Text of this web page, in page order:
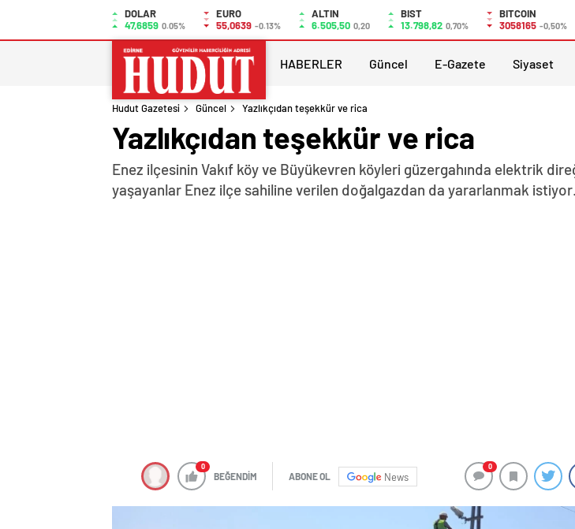
DOLAR
47,6859 0.05%
EURO
55,0639 -0.13%
ALTIN
6.505,50 0,20
BIST
13.798,82 0,70%
BITCOIN
3058165 -0,50%
HABERLER Güncel E-Gazete Siyaset
Hudut Gazetesi Güncel Yazlıkçıdan teşekkür ve rica
Yazlıkçıdan teşekkür ve rica
Enez ilçesinin Vakıf köy ve Büyükevren köyleri güzergahında elektrik
yaşayanlar Enez ilçe sahiline verilen doğalgazdan da yararlanmak
0
BEĞENDİM ABONE OL News
0